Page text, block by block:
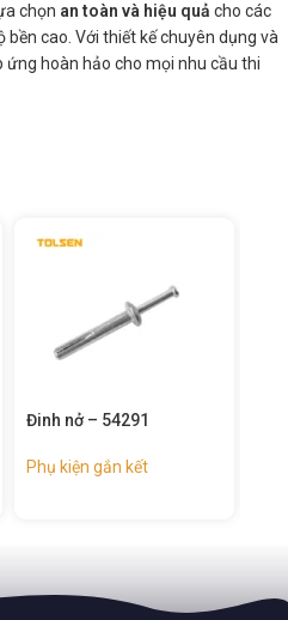
chọn an toàn và hiệu quả cho các
cao. Với thiết kế chuyên dụng và
hoàn hảo cho mọi nhu cầu thi
Đinh nở – 54291
Phụ kiện gắn kết